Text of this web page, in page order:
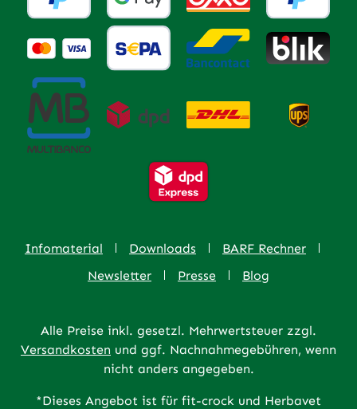
Infomaterial Downloads
BARF Rechner
Newsletter
Presse Blog
Alle Preise inkl. gesetzl. Mehrwertsteuer zzgl.
Versandkosten und ggf. Nachnahmegebühren, wenn
nicht anders angegeben.
*Dieses Angebot ist für fit-crock und Herbavet